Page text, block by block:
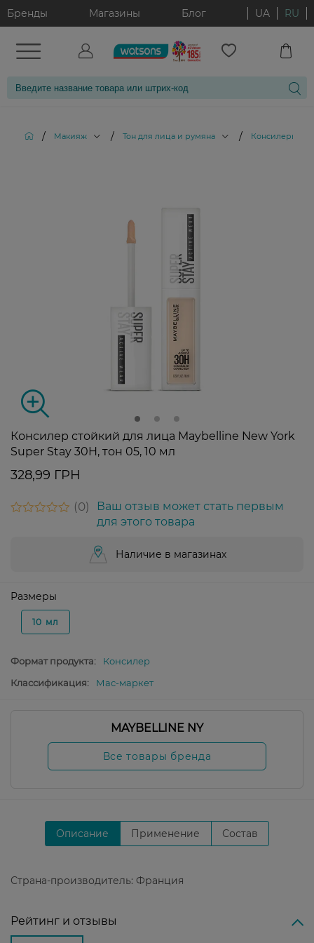
Бренды Магазины Блог UA RU
/ Макияж / Тон для лица и румяна / Консилеры
Консилер стойкий для лица Maybelline New York
Super Stay 30H, тон 05, 10 мл
328,99 ГРН
0
Ваш отзыв может стать первым
для этого товара
Наличие в магазинах
Размеры
10 мл
Формат продукта:
Консилер
Классификация:
Мас-маркет
MAYBELLINE NY
Все товары бренда
Описание Применение Состав
Страна-производитель: Франция
Рейтинг и отзывы